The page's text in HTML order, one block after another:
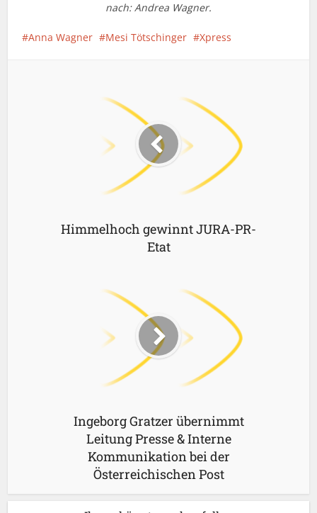
nach: Andrea Wagner.
Anna Wagner Mesi Tötschinger Xpress
Himmelhoch gewinnt JURA-PR-
Etat
Ingeborg Gratzer übernimmt
Leitung Presse & Interne
Kommunikation bei der
Österreichischen Post